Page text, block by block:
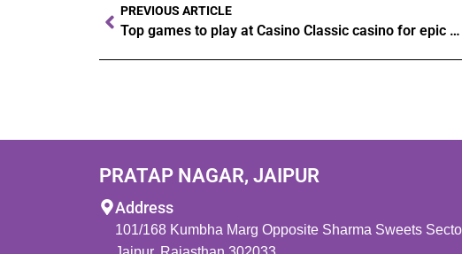
PREVIOUS ARTICLE
Top games to play at Casino Classic casino for epic wins
PRATAP NAGAR, JAIPUR
Address
101/168 Kumbha Marg Opposite Sharma Sweets